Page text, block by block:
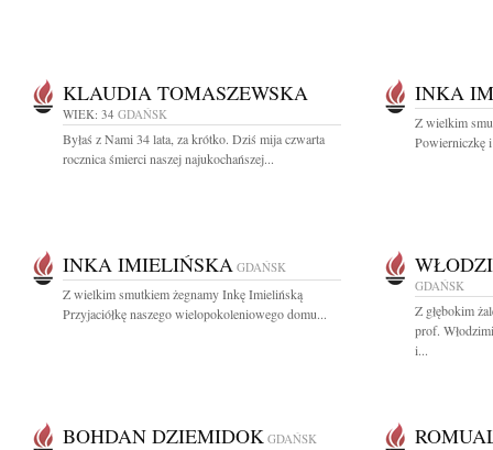
KLAUDIA TOMASZEWSKA
WIEK: 34 GDAŃSK
Byłaś z Nami 34 lata, za krótko. Dziś mija czwarta
rocznica śmierci naszej najukochańszej...
INKA
Z wielkim
Powierniczkę i
INKA IMIELIŃSKA GDAŃSK
Z wielkim smutkiem żegnamy Inkę Imielińską
Przyjaciółkę naszego wielopokoleniowego domu...
GDAŃSK
Z głębokim
prof.
i...
BOHDAN DZIEMIDOK GDAŃSK